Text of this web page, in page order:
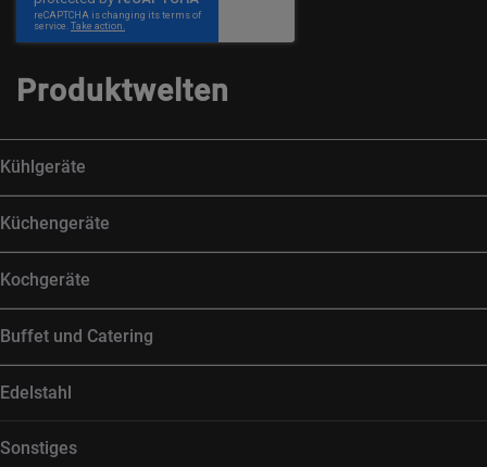
Produktwelten
Kühlgeräte
Küchengeräte
Kochgeräte
Buffet und Catering
Edelstahl
Sonstiges